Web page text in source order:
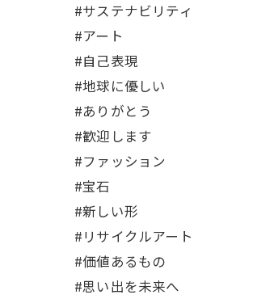
#サステナビリティ
#アート
#自己表現
#地球に優しい
#ありがとう
#歓迎します
#ファッション
#宝石
#新しい形
#リサイクルアート
#価値あるもの
#思い出を未来へ